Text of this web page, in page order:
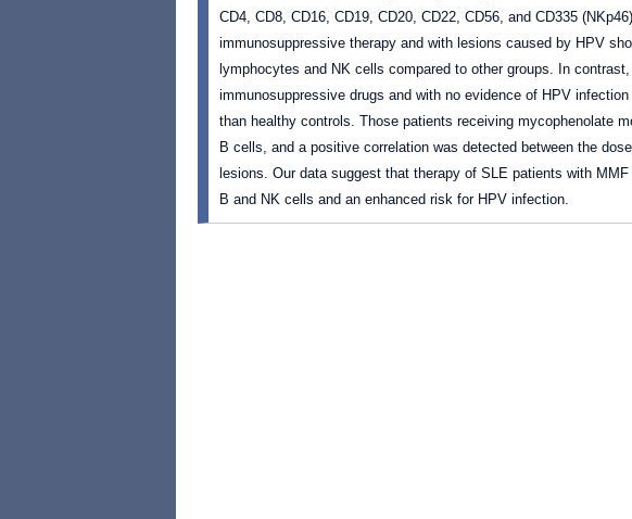
CD4, CD8, CD16, CD19, CD20, CD22, CD56, and CD335
immunosuppressive therapy and with lesions caused by HPV
lymphocytes and NK cells compared to other groups. In
immunosuppressive drugs and with no evidence of HPV
than healthy controls. Those patients receiving mycophenolate
B cells, and a positive correlation was detected between the
lesions. Our data suggest that therapy of SLE patients with
B and NK cells and an enhanced risk for HPV infection.